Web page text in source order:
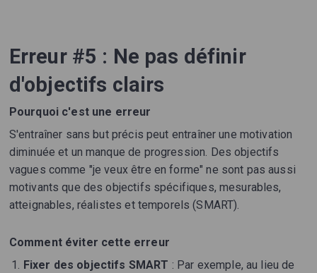
Erreur #5 : Ne pas définir
d'objectifs clairs
Pourquoi c'est une erreur
S'entraîner sans but précis peut entraîner une motivation
diminuée et un manque de progression. Des objectifs
vagues comme "je veux être en forme" ne sont pas aussi
motivants que des objectifs spécifiques, mesurables,
atteignables, réalistes et temporels (SMART).
Comment éviter cette erreur
Fixer des objectifs SMART : Par exemple, au lieu de